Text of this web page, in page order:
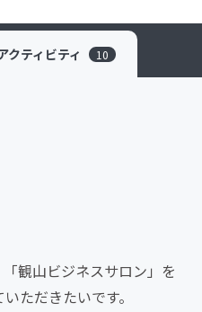
ビューティー・ヘルスケア
クティビティ 10
観山ビジネスサロン」を
ただきたいです。